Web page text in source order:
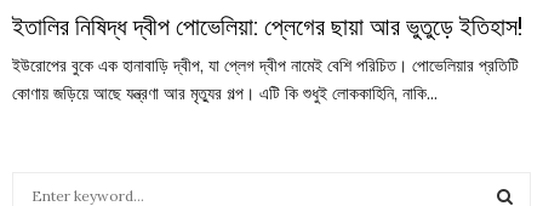
ইতালির নিষিদ্ধ দ্বীপ পোভেলিয়া: প্লেগের ছায়া আর ভুতুড়ে ইতিহাস!
ইউরোপের বুকে এক হানাবাড়ি দ্বীপ, যা প্লেগ দ্বীপ নামেই বেশি পরিচিত। পোভেলিয়ার প্রতিটি
কোণায় জড়িয়ে আছে যন্ত্রণা আর মৃত্যুর গল্প। এটি কি শুধুই লোককাহিনি, নাকি...